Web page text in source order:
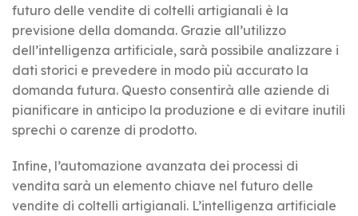
futuro delle vendite di coltelli artigianali è la
previsione della domanda. Grazie all’utilizzo
dell’intelligenza artificiale, sarà possibile analizzare i
dati storici e prevedere in modo più accurato la
domanda futura. Questo consentirà alle aziende di
pianificare in anticipo la produzione e di evitare inutili
sprechi o carenze di prodotto.
Infine, l’automazione avanzata dei processi di
vendita sarà un elemento chiave nel futuro delle
vendite di coltelli artigianali. L’intelligenza artificiale